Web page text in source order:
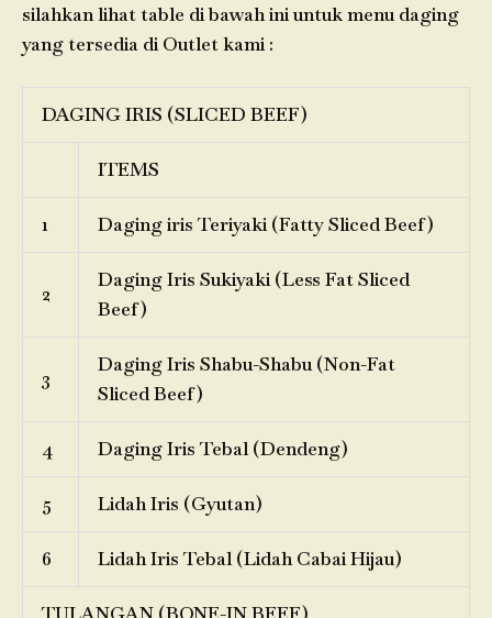
silahkan lihat table di bawah ini untuk menu daging
yang tersedia di Outlet kami :
DAGING IRIS (SLICED BEEF)
ITEMS
1 Daging iris Teriyaki (Fatty Sliced Beef)
2
Daging Iris Sukiyaki (Less Fat Sliced
Beef)
3
Daging Iris Shabu-Shabu (Non-Fat
Sliced Beef)
4 Daging Iris Tebal (Dendeng)
5 Lidah Iris (Gyutan)
6 Lidah Iris Tebal (Lidah Cabai Hijau)